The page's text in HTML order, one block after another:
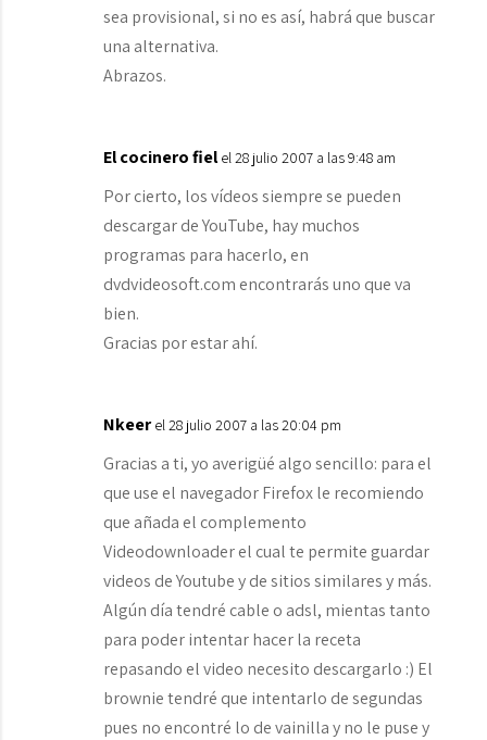
sea provisional, si no es así, habrá que buscar
una alternativa.
Abrazos.
El cocinero fiel el 28 julio 2007 a las 9:48 am
Por cierto, los vídeos siempre se pueden
descargar de YouTube, hay muchos
programas para hacerlo, en
dvdvideosoft.com encontrarás uno que va
bien.
Gracias por estar ahí.
Nkeer el 28 julio 2007 a las 20:04 pm
Gracias a ti, yo averigüé algo sencillo: para el
que use el navegador Firefox le recomiendo
que añada el complemento
Videodownloader el cual te permite guardar
videos de Youtube y de sitios similares y más.
Algún día tendré cable o adsl, mientas tanto
para poder intentar hacer la receta
repasando el video necesito descargarlo :) El
brownie tendré que intentarlo de segundas
pues no encontré lo de vainilla y no le puse y